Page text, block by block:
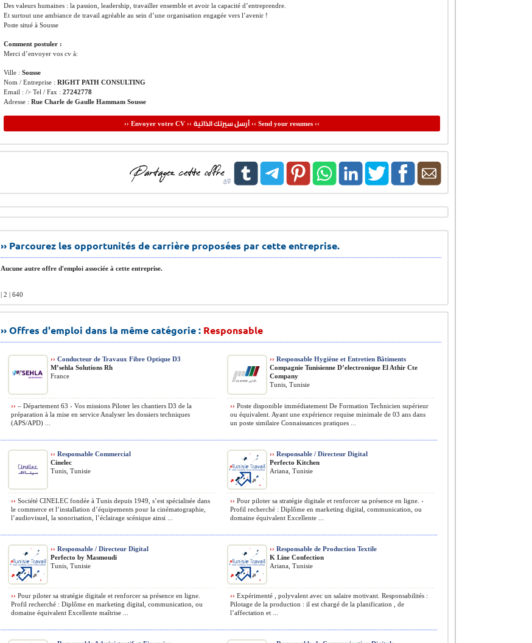
Des valeurs humaines : la passion, leadership, travailler ensemble et avoir la capacité d’entreprendre.
Et surtout une ambiance de travail agréable au sein d’une organisation engagée vers l’avenir !
Poste situé à Sousse
Comment postuler :
Merci d’envoyer vos cv à:
Ville : Sousse
Nom / Entreprise : RIGHT PATH CONSULTING
Email : /> Tel / Fax : 27242778
Adresse : Rue Charle de Gaulle Hammam Sousse
›› Envoyer votre CV ›› أرسل سيرتك الذاتية‹‹ Send your resumes ‹‹
›› Parcourez les opportunités de carrière proposées par cette entreprise.
Aucune autre offre d'emploi associée à cette entreprise.
| 2 | 640
›› Offres d'emploi dans la même catégorie : Responsable
›› Conducteur de Travaux Fibre Optique D3
M’sehla Solutions Rh
France
›› – Département 63 › Vos missions Piloter les chantiers D3 de la
préparation à la mise en service Analyser les dossiers techniques
(APS/APD) ...
›› Responsable Hygiène et Entretien Bâtiments
Compagnie Tunisienne D’electronique El Athir Cte
Company
Tunis, Tunisie
›› Poste disponible immédiatement De Formation Technicien supérieur
ou équivalent. Ayant une expérience requise minimale de 03 ans dans
un poste similaire Connaissances pratiques ...
›› Responsable Commercial
Cinelec
Tunis, Tunisie
›› Société CINELEC fondée à Tunis depuis 1949, s’est spécialisée dans
le commerce et l’installation d’équipements pour la cinématographie,
l’audiovisuel, la sonorisation, l’éclairage scénique ainsi ...
›› Responsable / Directeur Digital
Perfecto Kitchen
Ariana, Tunisie
›› Pour piloter sa stratégie digitale et renforcer sa présence en ligne. ›
Profil recherché : Diplôme en marketing digital, communication, ou
domaine équivalent Excellente ...
›› Responsable / Directeur Digital
Perfecto by Masmoudi
Tunis, Tunisie
›› Pour piloter sa stratégie digitale et renforcer sa présence en ligne.
Profil recherché : Diplôme en marketing digital, communication, ou
domaine équivalent Excellente maîtrise ...
›› Responsable de Production Textile
K Line Confection
Ariana, Tunisie
›› Expérimenté , polyvalent avec un salaire motivant. Responsabilités :
Pilotage de la production : il est chargé de la planification , de
l’affectation et ...